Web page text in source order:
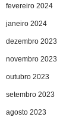
fevereiro 2024
janeiro 2024
dezembro 2023
novembro 2023
outubro 2023
setembro 2023
agosto 2023